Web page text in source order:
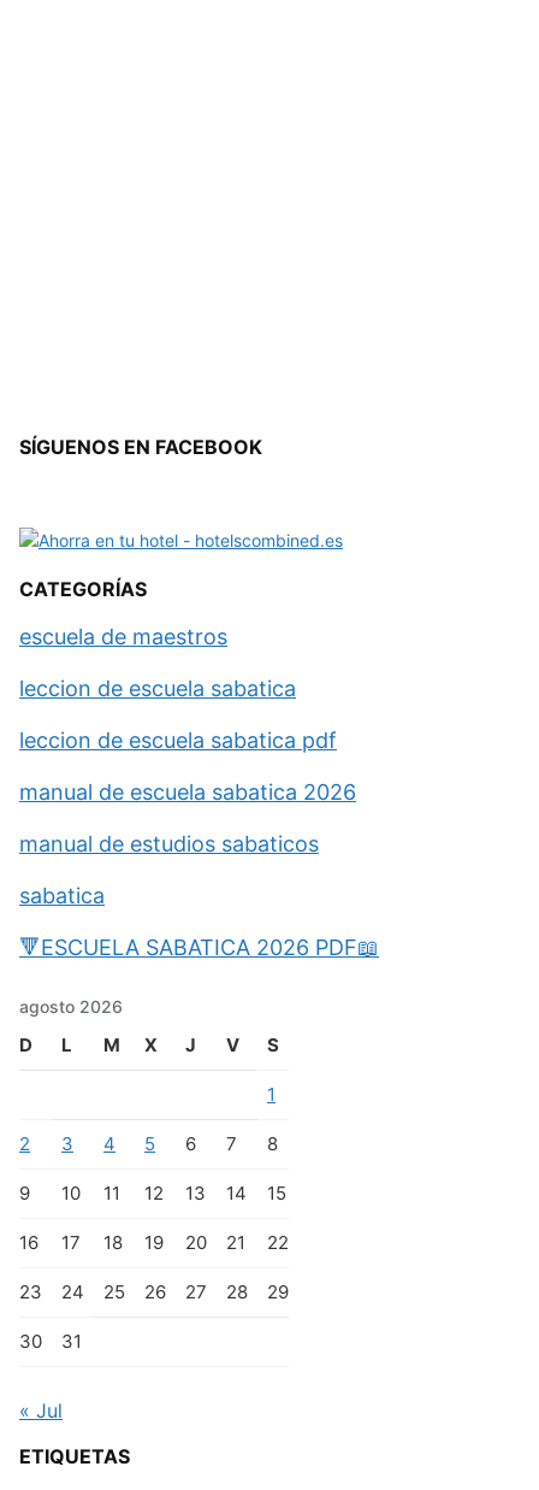
SÍGUENOS EN FACEBOOK
CATEGORÍAS
escuela de maestros
leccion de escuela sabatica
leccion de escuela sabatica pdf
manual de escuela sabatica 2026
manual de estudios sabaticos
sabatica
🔻ESCUELA SABATICA 2026 PDF📖
agosto 2026
D L M X J V S
1
2 3 4 5 6 7 8
9 10 11 12 13 14 15
16 17 18 19 20 21 22
23 24 25 26 27 28 29
30 31
« Jul
ETIQUETAS